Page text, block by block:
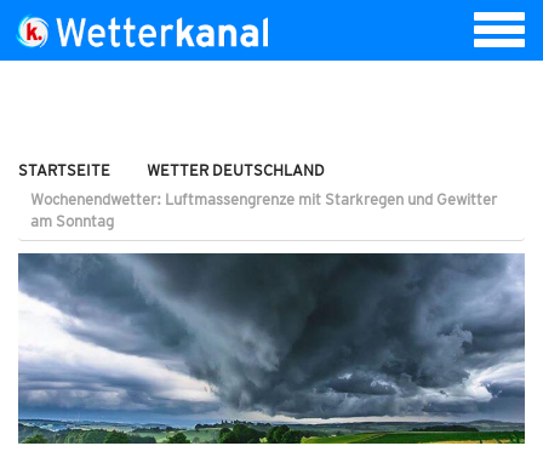
STARTSEITE
WETTER DEUTSCHLAND
Wochenendwetter: Luftmassengrenze mit Starkregen und Gewitter
am Sonntag